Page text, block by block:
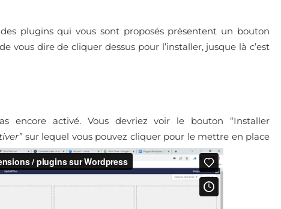
plugins qui vous sont proposés présentent un bouton
vous dire de cliquer dessus pour l’installer, jusque là c’est
encore activé. Vous devriez voir le bouton “Installer
sur lequel vous pouvez cliquer pour le mettre en place